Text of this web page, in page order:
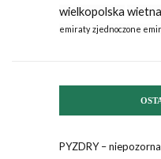
wielkopolska
emiraty zjednoczone
PYZDRY –